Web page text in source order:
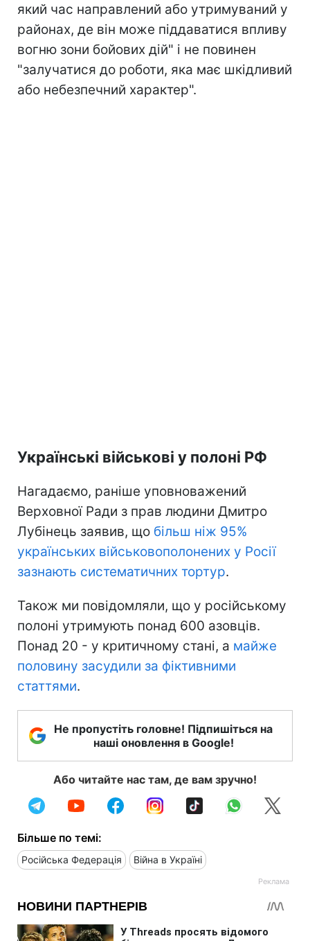
який час направлений або утримуваний у
районах, де він може піддаватися впливу
вогню зони бойових дій" і не повинен
"залучатися до роботи, яка має шкідливий
або небезпечний характер".
Українські військові у полоні РФ
Нагадаємо, раніше уповноважений
Верховної Ради з прав людини Дмитро
Лубінець заявив, що більш ніж 95%
українських військовополонених у Росії
зазнають систематичних тортур.
Також ми повідомляли, що у російському
полоні утримують понад 600 азовців.
Понад 20 - у критичному стані, а майже
половину засудили за фіктивними
статтями.
Не пропустіть головне! Підпишіться на
наші оновлення в Google!
Або читайте нас там, де вам зручно!
Більше по темі:
Російська Федерація Війна в Україні